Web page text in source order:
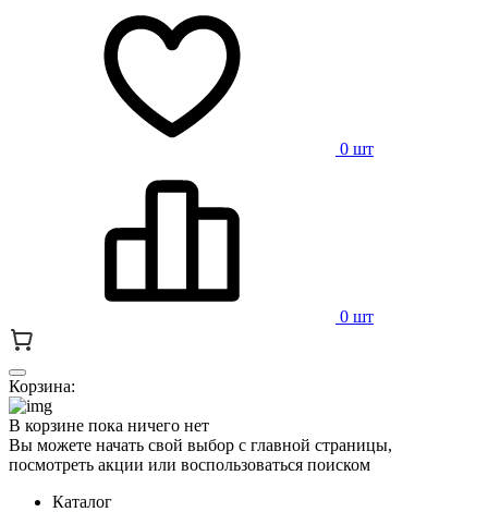
0 шт
0 шт
Корзина:
В корзине пока ничего нет
Вы можете начать свой выбор с главной страницы,
посмотреть акции или воспользоваться поиском
Каталог